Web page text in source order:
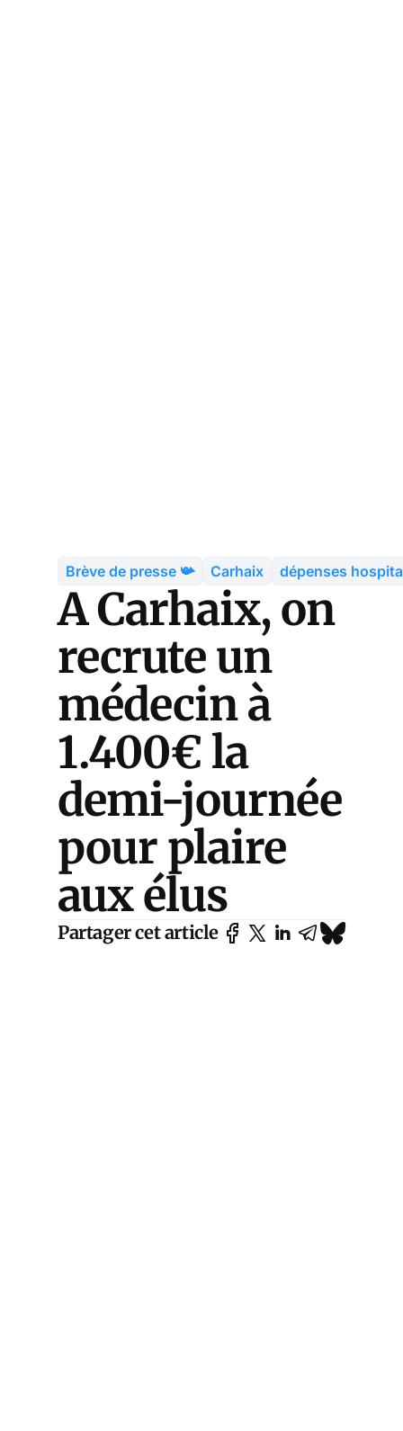
Brève de presse 📯 Carhaix dépenses
A Carhaix, on
recrute un
médecin à
1.400€ la
demi-journée
pour plaire
aux élus
Partager cet article